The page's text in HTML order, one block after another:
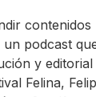
un podcast
y
Felina,